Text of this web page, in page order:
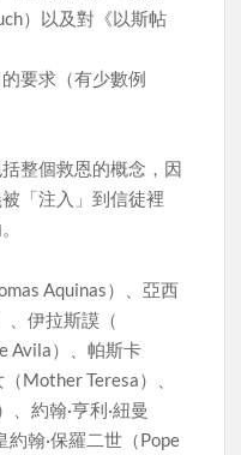
）以及對《以斯帖
要求（有少數例
整個救恩的概念，因
「注入」到信徒裡
Aquinas）、亞西
、伊拉斯謨（
Avila）、帕斯卡
Mother Teresa）、
、約翰·亨利·紐曼
約翰·保羅二世（Pope